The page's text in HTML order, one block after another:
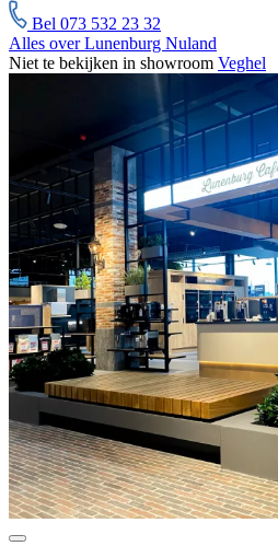
Bel 073 532 23 32
Alles over Lunenburg Nuland
Niet te bekijken in showroom Veghel